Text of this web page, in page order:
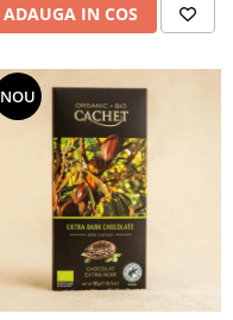
ADAUGA IN COS
NOU